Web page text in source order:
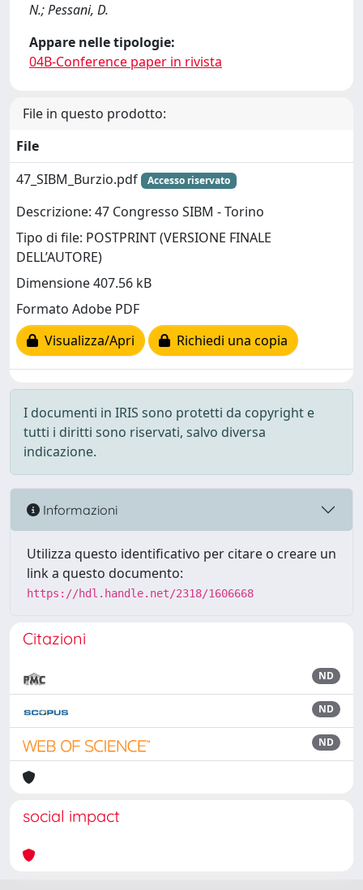
N.; Pessani, D.
Appare nelle tipologie:
04B-Conference paper in rivista
File in questo prodotto:
File
47_SIBM_Burzio.pdf
Accesso riservato
Descrizione: 47 Congresso SIBM - Torino
Tipo di file: POSTPRINT (VERSIONE FINALE
DELL’AUTORE)
Dimensione 407.56 kB
Formato Adobe PDF
Visualizza/Apri
Richiedi una copia
I documenti in IRIS sono protetti da copyright e
tutti i diritti sono riservati, salvo diversa
indicazione.
Informazioni
Utilizza questo identificativo per citare o creare un
link a questo documento:
https://hdl.handle.net/2318/1606668
Citazioni
ND
ND
ND
social impact